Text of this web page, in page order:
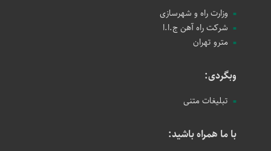
وزارت راه و شهرسازی
شرکت راه آهن ج.ا.ا
مترو تهران
وبگردی:
تبلیغات متنی
با ما همراه باشید: